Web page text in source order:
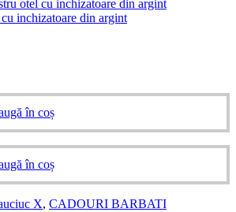
în coș
în coș
X, CADOURI BARBATI